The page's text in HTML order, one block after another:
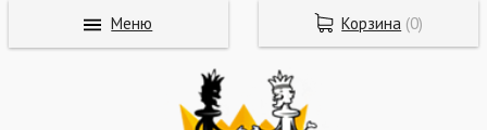
Корзина (0)
Меню